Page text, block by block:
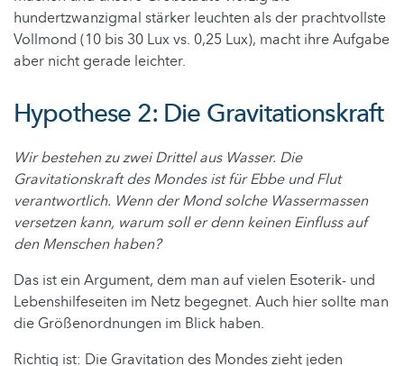
hundertzwanzigmal stärker leuchten als der prachtvollste
Vollmond (10 bis 30 Lux vs. 0,25 Lux), macht ihre Aufgabe
aber nicht gerade leichter.
Hypothese 2: Die Gravitationskraft
Wir bestehen zu zwei Drittel aus Wasser. Die
Gravitationskraft des Mondes ist für Ebbe und Flut
verantwortlich. Wenn der Mond solche Wassermassen
versetzen kann, warum soll er denn keinen Einfluss auf
den Menschen haben?
Das ist ein Argument, dem man auf vielen Esoterik- und
Lebenshilfeseiten im Netz begegnet. Auch hier sollte man
die Größenordnungen im Blick haben.
Richtig ist: Die Gravitation des Mondes zieht jeden